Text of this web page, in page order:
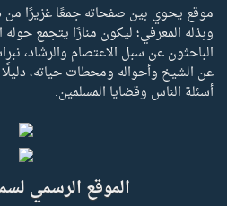
موقع يحوي بين صفحاته جمعًا غزيرًا من
وبذله المعرفي؛ ليكون منارًا يتجمع حوله
الباحثون عن سبل الاعتصام والرشاد،
عن الشيخ وأحواله ومحطات حياته، دليلًا
أسئلة الناس وقضايا المسلمين.
الموقع الرسمي